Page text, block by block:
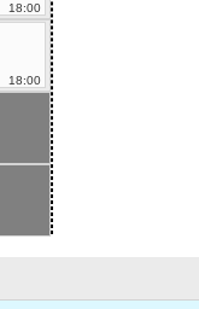
18:00
18:00